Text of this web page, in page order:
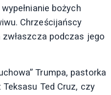
bożych
Chrześcijańscy
podczas jego
Trumpa, pastorka
Ted Cruz, czy